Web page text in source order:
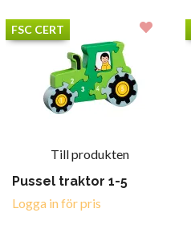
FSC CERT
Till produkten
Pussel traktor 1-5
Logga in för pris